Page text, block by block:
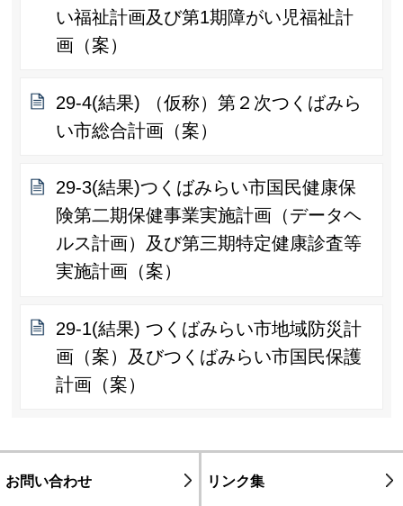
い福祉計画及び第1期障がい児福祉計
画（案）
29-4(結果) （仮称）第２次つくばみら
い市総合計画（案）
29-3(結果)つくばみらい市国民健康保
険第二期保健事業実施計画（データヘ
ルス計画）及び第三期特定健康診査等
実施計画（案）
29-1(結果) つくばみらい市地域防災計
画（案）及びつくばみらい市国民保護
計画（案）
お問い合わせ リンク集